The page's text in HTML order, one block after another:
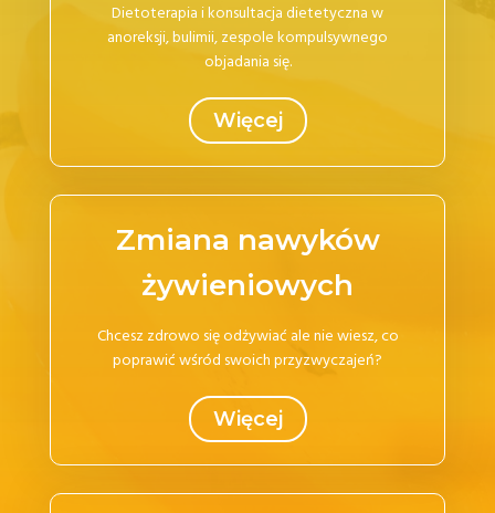
Dietoterapia i konsultacja dietetyczna w
anoreksji, bulimii, zespole kompulsywnego
objadania się.
Więcej
Zmiana nawyków
żywieniowych
Chcesz zdrowo się odżywiać ale nie wiesz, co
poprawić wśród swoich przyzwyczajeń?
Więcej